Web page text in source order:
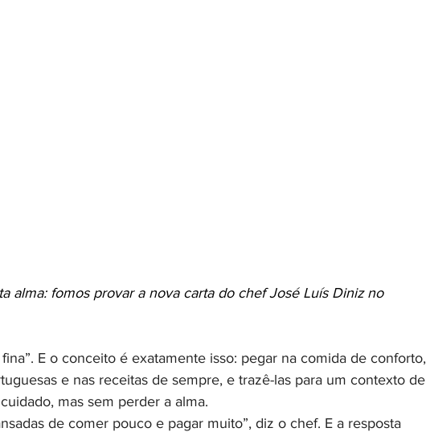
alma: fomos provar a nova carta do chef José Luís Diniz no
E o conceito é exatamente isso: pegar na comida de conforto,
e nas receitas de sempre, e trazê-las para um contexto de
mas sem perder a alma.
de comer pouco e pagar muito”, diz o chef. E a resposta